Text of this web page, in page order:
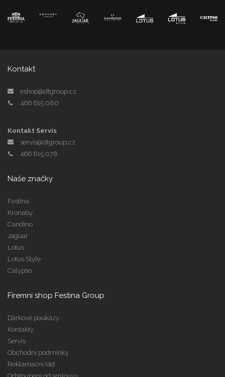
Kontakt
eshop@dtgroup.cz
466 615 080
Kontakt Servis
servis@dtgroup.cz
466 615 078
Naše značky
Festina
Kronaby
Candino
Jaguar
Lotus
Lotus Style
Calypso
Firemní shop Festina Group
Dárkové poukazy
Kontakty
Servis
Obchodní podmínky
Reklamační řád